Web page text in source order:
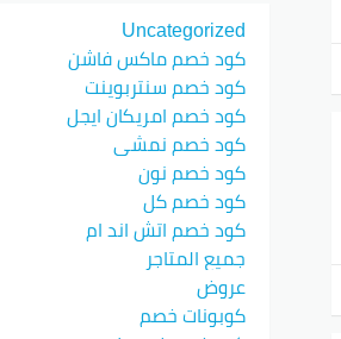
Uncategorized
كود خصم ماكس فاشن
كود خصم سنتربوينت
كود خصم امريكان ايجل
كود خصم نمشي
كود خصم نون
كود خصم كل
كود خصم اتش اند ام
جميع المتاجر
عروض
كوبونات خصم